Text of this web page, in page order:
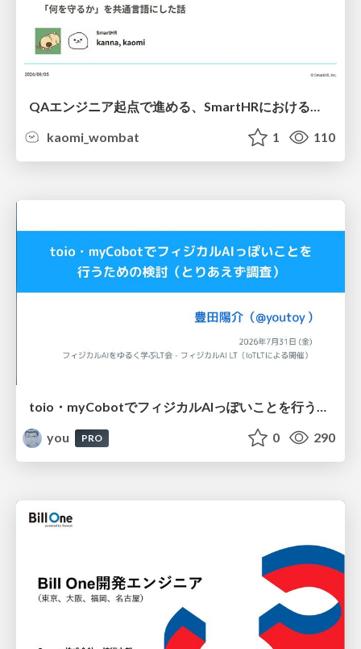
QAエンジニア起点で進める、SmartHRにおける信頼性向上について
kaomi_wombat
1 110
toio・myCobotでフィジカルAIっぽいことを行うための検討（とりあえず調査） / フィジカルAI LT（IoTLTによる開催）
you
PRO 0 290